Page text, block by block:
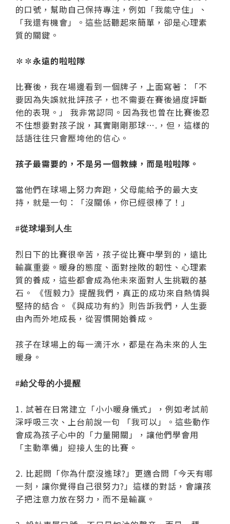
的口號，幫助自己保持專注，例如「我能守住」、
「我還有機會」。這些話聽起來簡單，卻是心理素
質的關鍵。
✽✽永遠的啦啦隊
比賽後，我在場邊看到一個牌子，上面寫著：「不
要因為失誤就批評孩子，也不需要在賽後過度評斷
他的表現。」 我非常認同。因為我也曾在比賽後忍
不住想要對孩子說，其實剛剛那球….，但，這樣的
話語往往只會壓垮他的信心。
孩子最需要的，不是另一個教練，而是啦啦隊。
當他們在球場上努力奔跑，父母能給予的最大支
持，就是一句：「沒關係，你已經很棒了！」
#從球場到人生
烈日下的比賽很辛苦，孩子從比賽中學到的，遠比
輸贏重要。暖身的態度、面對挫敗的韌性、心理素
質的養成，這些都會成為他未來面對人生挑戰的基
石。 《恆毅力》提醒我們，真正的成功來自熱情與
堅持的結合。《與成功有約》則告訴我們，人生要
由內而外地成長，從習慣開始養成。
孩子在球場上的每一滴汗水，都是在為未來的人生
暖身。
#給父母的小提醒
1. 試著在日常建立「小小暖身儀式」，例如考試前
深呼吸三次、上台前說一句 「我可以」。這些動作
會成為孩子心中的「力量開關」，讓他們學會用
「主動準備」迎接人生的比賽。
2. 比起問「你為什麼沒進球?」更適合問「今天有哪
一刻，讓你覺得自己很努力?」這樣的對話，會讓孩
子把注意力放在努力，而不是輸贏。